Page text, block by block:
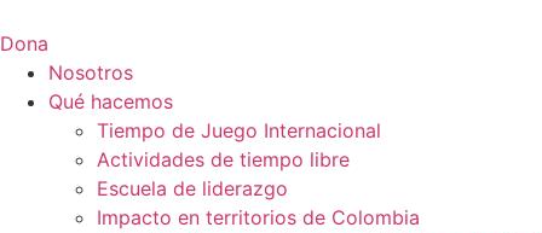
al
contenido
Dona
Nosotros
Qué hacemos
Tiempo de Juego Internacional
Actividades de tiempo libre
Escuela de liderazgo
Impacto en territorios de Colombia